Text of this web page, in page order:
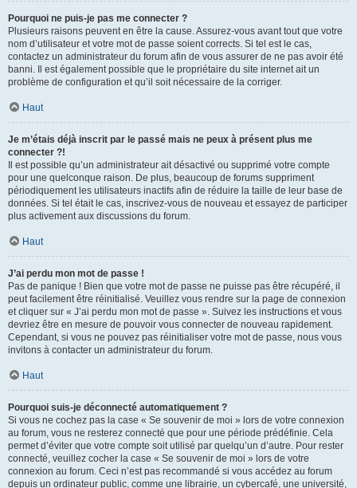
Pourquoi ne puis-je pas me connecter ?
Plusieurs raisons peuvent en être la cause. Assurez-vous avant tout que votre
nom d’utilisateur et votre mot de passe soient corrects. Si tel est le cas,
contactez un administrateur du forum afin de vous assurer de ne pas avoir été
banni. Il est également possible que le propriétaire du site internet ait un
problème de configuration et qu’il soit nécessaire de la corriger.
Haut
Je m’étais déjà inscrit par le passé mais ne peux à présent plus me
connecter ?!
Il est possible qu’un administrateur ait désactivé ou supprimé votre compte
pour une quelconque raison. De plus, beaucoup de forums suppriment
périodiquement les utilisateurs inactifs afin de réduire la taille de leur base de
données. Si tel était le cas, inscrivez-vous de nouveau et essayez de participer
plus activement aux discussions du forum.
Haut
J’ai perdu mon mot de passe !
Pas de panique ! Bien que votre mot de passe ne puisse pas être récupéré, il
peut facilement être réinitialisé. Veuillez vous rendre sur la page de connexion
et cliquer sur « J’ai perdu mon mot de passe ». Suivez les instructions et vous
devriez être en mesure de pouvoir vous connecter de nouveau rapidement.
Cependant, si vous ne pouvez pas réinitialiser votre mot de passe, nous vous
invitons à contacter un administrateur du forum.
Haut
Pourquoi suis-je déconnecté automatiquement ?
Si vous ne cochez pas la case « Se souvenir de moi » lors de votre connexion
au forum, vous ne resterez connecté que pour une période prédéfinie. Cela
permet d’éviter que votre compte soit utilisé par quelqu’un d’autre. Pour rester
connecté, veuillez cocher la case « Se souvenir de moi » lors de votre
connexion au forum. Ceci n’est pas recommandé si vous accédez au forum
depuis un ordinateur public, comme une librairie, un cybercafé, une université,